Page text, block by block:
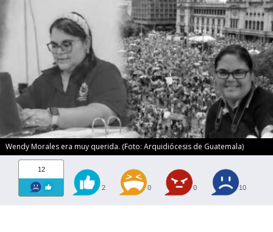
Wendy Morales era muy querida. (Foto: Arquidiócesis de Guatemala)
12
2 0 0 10